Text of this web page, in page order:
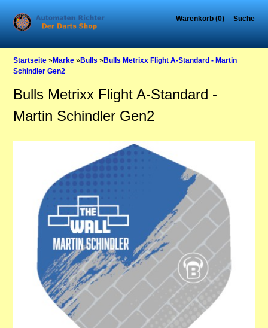
Warenkorb (0) Suche
Startseite »Marke »Bulls »Bulls Metrixx Flight A-Standard - Martin
Schindler Gen2
Bulls Metrixx Flight A-Standard -
Martin Schindler Gen2